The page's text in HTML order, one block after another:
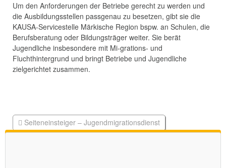
Um den Anforderungen der Betriebe gerecht zu werden und
die Ausbildungsstellen passgenau zu besetzen, gibt sie die
KAUSA-Servicestelle Märkische Region bspw. an Schulen, die
Berufsberatung oder Bildungsträger weiter. Sie berät
Jugendliche insbesondere mit Mi-grations- und
Fluchthintergrund und bringt Betriebe und Jugendliche
zielgerichtet zusammen.
Seiteneinsteiger – Jugendmigrationsdienst